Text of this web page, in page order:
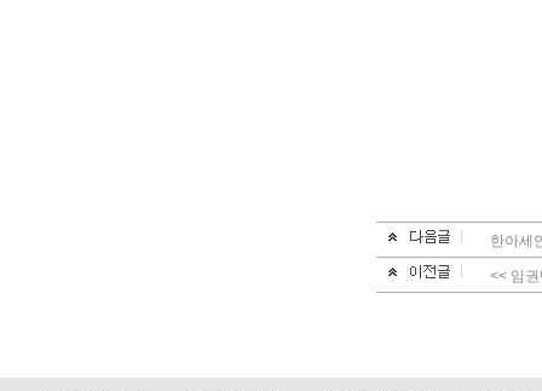
한아세
<< 임